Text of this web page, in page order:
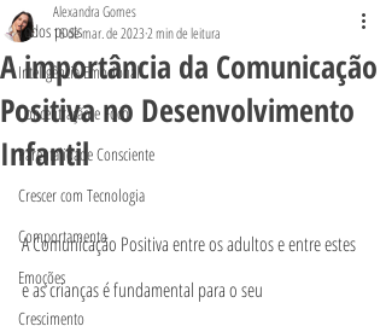
Todos posts
Inteligência Emocional
Concentração e Foco
Parentalidade Consciente
Crescer com Tecnologia
Comportamento
Emoções
Crescimento
A importância da Comunicação
Positiva no Desenvolvimento
Infantil
Alexandra Gomes
16 de mar. de 20232 min de leitura
A Comunicação Positiva entre os adultos e entre estes
e as crianças é fundamental para o seu